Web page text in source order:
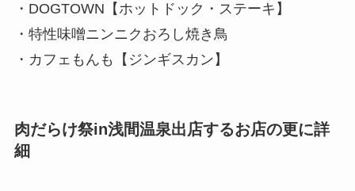
・DOGTOWN【ホットドック・ステーキ】
・特性味噌ニンニクおろし焼き鳥
・カフェもんも【ジンギスカン】
肉だらけ祭in浅間温泉出店するお店の更に詳
細